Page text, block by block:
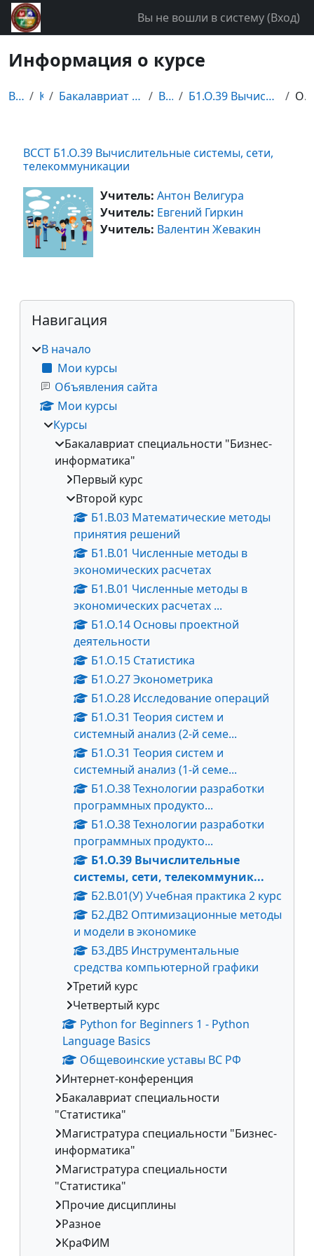
Перейти к основному содержанию
Вы не вошли в систему (Вход)
Информация о курсе
В начало Курсы Бакалавриат специальности "Бизнес-информатика" Второй курс Б1.О.39 Вычислительные системы, сети, телекоммуник... Описание
ВССТ Б1.О.39 Вычислительные системы, сети,
телекоммуникации
Учитель: Антон Велигура
Учитель: Евгений Гиркин
Учитель: Валентин Жевакин
Блоки
Пропустить Навигация
Навигация
В начало
Мои курсы
Объявления сайта
Мои курсы
Курсы
Бакалавриат специальности "Бизнес-
информатика"
Первый курс
Второй курс
Б1.В.03 Математические методы
принятия решений
Б1.В.01 Численные методы в
экономических расчетах
Б1.В.01 Численные методы в
экономических расчетах ...
Б1.О.14 Основы проектной
деятельности
Б1.О.15 Статистика
Б1.О.27 Эконометрика
Б1.О.28 Исследование операций
Б1.О.31 Теория систем и
системный анализ (2-й семе...
Б1.О.31 Теория систем и
системный анализ (1-й семе...
Б1.О.38 Технологии разработки
программных продукто...
Б1.О.38 Технологии разработки
программных продукто...
Б1.О.39 Вычислительные
системы, сети, телекоммуник...
Б2.В.01(У) Учебная практика 2 курс
Б2.ДВ2 Оптимизационные методы
и модели в экономике
Б3.ДВ5 Инструментальные
средства компьютерной графики
Третий курс
Четвертый курс
Python for Beginners 1 - Python
Language Basics
Общевоинские уставы ВС РФ
Интернет-конференция
Бакалавриат специальности
"Статистика"
Магистратура специальности "Бизнес-
информатика"
Магистратура специальности
"Статистика"
Прочие дисциплины
Разное
КраФИМ